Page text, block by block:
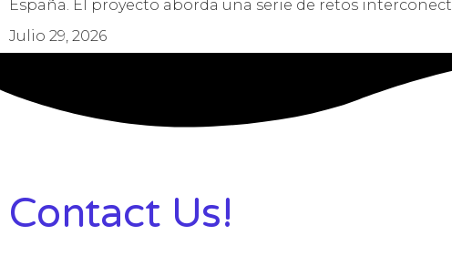
España. El proyecto aborda una serie de retos
Julio 29, 2026
Contact Us!